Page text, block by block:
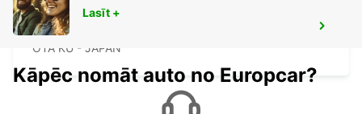
TOKYO INTERNATIONAL AIRPORT
OTA KU - JAPAN
Lasīt +
Kāpēc nomāt auto no Europcar?